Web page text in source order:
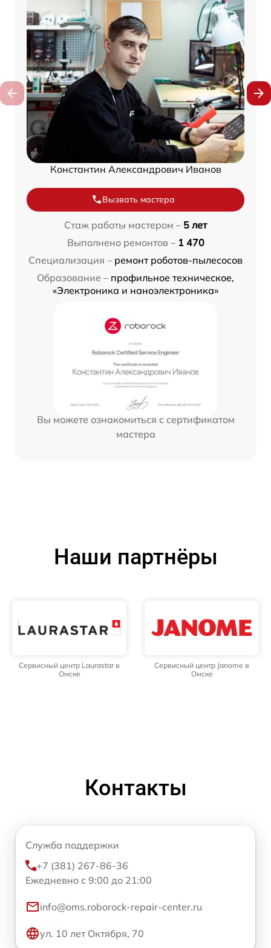
Константин Александрович Иванов
Вызвать мастера
Стаж работы мастером – 5 лет
Выполнено ремонтов – 1 470
Специализация – ремонт роботов-пылесосов
Образование – профильное техническое,
«Электроника и наноэлектроника»
Вы можете ознакомиться с сертификатом
мастера
Наши партнёры
Сервисный центр Laurastar в
Омске
Сервисный центр Janome в
Омске
Контакты
Служба поддержки
+7 (381) 267-86-36
Ежедневно с 9:00 до 21:00
info@oms.roborock-repair-center.ru
ул. 10 лет Октября, 70